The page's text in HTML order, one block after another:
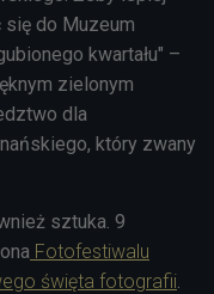
do Muzeum
kwartału" –
zielonym
dla
który zwany
sztuka. 9
Fotofestiwalu
święta fotografii.